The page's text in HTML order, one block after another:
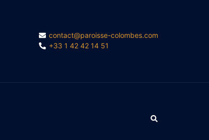
contact@paroisse-colombes.com
+33 1 42 42 14 51